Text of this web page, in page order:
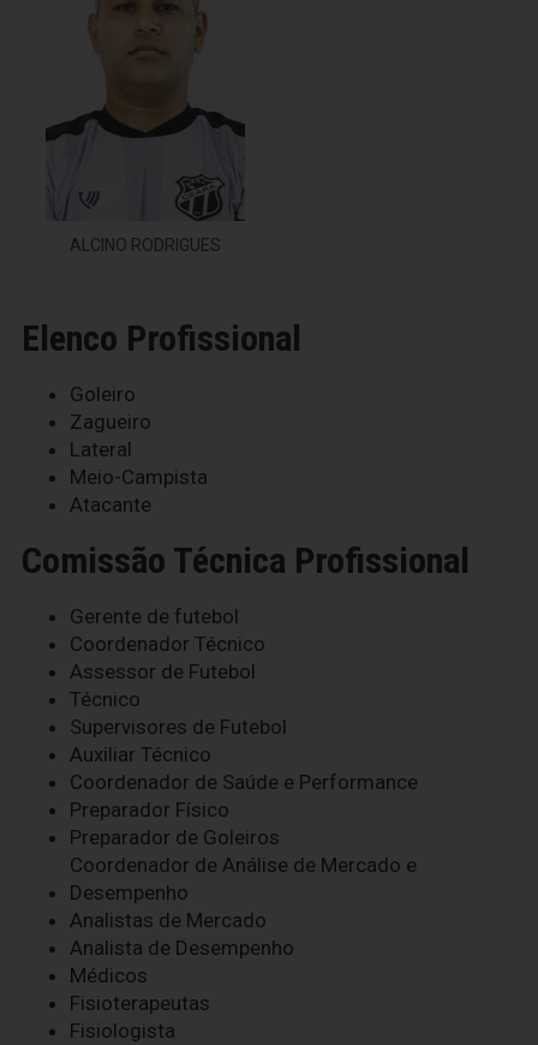
ALCINO RODRIGUES
Elenco Profissional
Goleiro
Zagueiro
Lateral
Meio-Campista
Atacante
Comissão Técnica Profissional
Gerente de futebol
Coordenador Técnico
Assessor de Futebol
Técnico
Supervisores de Futebol
Auxiliar Técnico
Coordenador de Saúde e Performance
Preparador Físico
Preparador de Goleiros
Coordenador de Análise de Mercado e
Desempenho
Analistas de Mercado
Analista de Desempenho
Médicos
Fisioterapeutas
Fisiologista